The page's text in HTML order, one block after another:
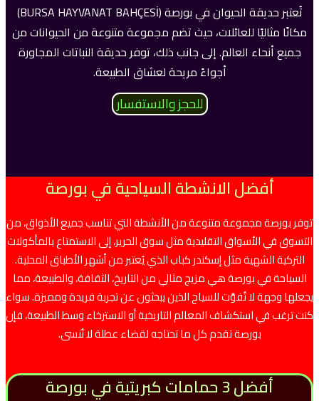
تُعتبر حديقة الحيوان في بورصة (BURSA HAYVANAT BAHÇESİ)
مكانًا مثاليًا للعائلات، حيث تضم مجموعة متنوعة من الحيوانات من
جميع أنحاء العالم. إلى جانب ذلك، توفر حديقة النباتات المجاورة
أجواءً مريحة لعشاق الطبيعة.
للحجز والاستفسار
أفضل الانشطة السياحية في بورصة
توفر بورصة مجموعة متنوعة من الأنشطة التي تناسب جميع الأذواق، من
التسوق في الأسواق التقليدية مثل سوق الحرير، إلى الاستمتاع بالمأكولات
التركية الشهية مثل إسكندر كباب الذي يُعتبر من أشهر الأطباق المحلية.
السياحة في بورصة هي مزيج مثالي من التاريخ، الثقافة، والطبيعة، مما
يجعلها وجهة لا تُفوَّت للسياح الذين يبحثون عن تجربة فريدة ومميزة. سواء
كنت ترغب في استكشاف المعالم التاريخية أو الاسترخاء وسط الطبيعة، فإن
بورصة تقدم كل ما تحتاجه لقضاء عطلة لا تُنسى.
أفضل 3 حمامات كبريتية في بورصة